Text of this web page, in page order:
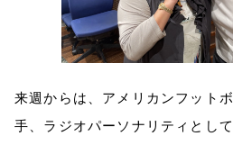
来週からは、アメリカンフット
手、ラジオパーソナリティとし